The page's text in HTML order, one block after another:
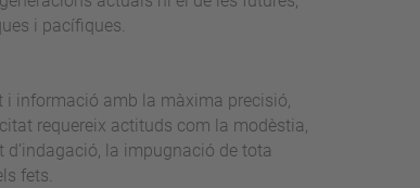
i pacífiques.
informació amb la màxima precisió,
requereix actituds com la modèstia,
d’indagació, la impugnació de tota
fets.